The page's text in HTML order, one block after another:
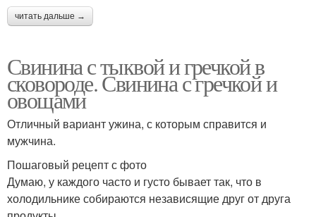
читать дальше →
Свинина с тыквой и гречкой в
сковороде. Свинина с гречкой и
овощами
Отличный вариант ужина, с которым справится и
мужчина.
Пошаговый рецепт с фото
Думаю, у каждого часто и густо бывает так, что в
холодильнике собираются независящие друг от друга